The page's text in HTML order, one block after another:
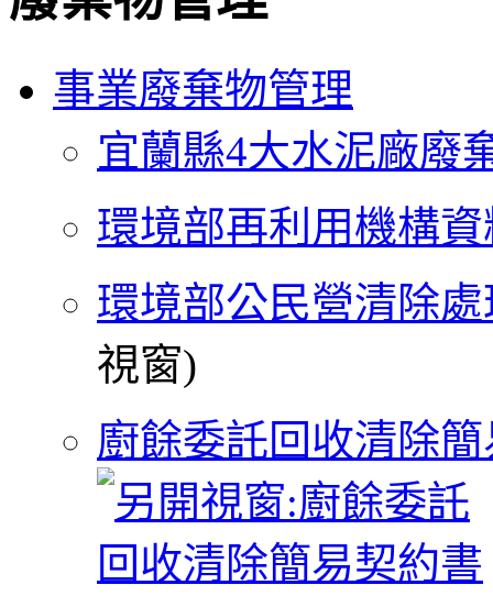
事業廢棄物管理
宜蘭縣4大水泥廠廢
環境部再利用機構
環境部公民營清除
視窗)
廚餘委託回收清除